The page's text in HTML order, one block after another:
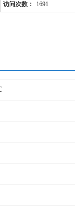
访问次数： 1691